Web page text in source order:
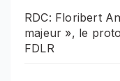
RDC: Floribert
majeur », le
FDLR